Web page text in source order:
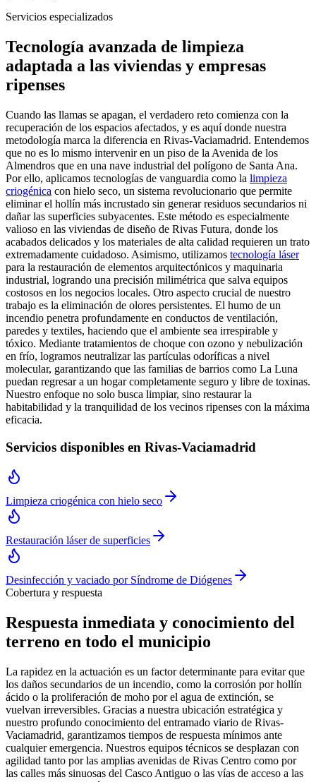
Servicios especializados
Tecnología avanzada de limpieza
adaptada a las viviendas y empresas
ripenses
Cuando las llamas se apagan, el verdadero reto comienza con la
recuperación de los espacios afectados, y es aquí donde nuestra
metodología marca la diferencia en Rivas-Vaciamadrid. Entendemos
que no es lo mismo intervenir en un piso de la Avenida de los
Almendros que en una nave industrial del polígono de Santa Ana.
Por ello, aplicamos tecnologías de vanguardia como la limpieza
criogénica con hielo seco, un sistema revolucionario que permite
eliminar el hollín más incrustado sin generar residuos secundarios ni
dañar las superficies subyacentes. Este método es especialmente
valioso en las viviendas de diseño de Rivas Futura, donde los
acabados delicados y los materiales de alta calidad requieren un trato
extremadamente cuidadoso. Asimismo, utilizamos tecnología láser
para la restauración de elementos arquitectónicos y maquinaria
industrial, logrando una precisión milimétrica que salva equipos
costosos en los negocios locales. Otro aspecto crucial de nuestro
trabajo es la eliminación de olores persistentes. El humo de un
incendio penetra profundamente en conductos de ventilación,
paredes y textiles, haciendo que el ambiente sea irrespirable y
tóxico. Mediante tratamientos de choque con ozono y nebulización
en frío, logramos neutralizar las partículas odoríficas a nivel
molecular, garantizando que las familias de barrios como La Luna
puedan regresar a un hogar completamente seguro y libre de toxinas.
Nuestro enfoque no solo busca limpiar, sino restaurar la
habitabilidad y la tranquilidad de los vecinos ripenses con la máxima
eficacia.
Servicios disponibles en Rivas-Vaciamadrid
Limpieza criogénica con hielo seco
Restauración láser de superficies
Desinfección y vaciado por Síndrome de Diógenes
Cobertura y respuesta
Respuesta inmediata y conocimiento del
terreno en todo el municipio
La rapidez en la actuación es un factor determinante para evitar que
los daños secundarios de un incendio, como la corrosión por hollín
ácido o la proliferación de moho por el agua de extinción, se
vuelvan irreversibles. Gracias a nuestra ubicación estratégica y
nuestro profundo conocimiento del entramado viario de Rivas-
Vaciamadrid, garantizamos tiempos de respuesta mínimos ante
cualquier emergencia. Nuestros equipos técnicos se desplazan con
agilidad tanto por las amplias avenidas de Rivas Centro como por
las calles más sinuosas del Casco Antiguo o las vías de acceso a las